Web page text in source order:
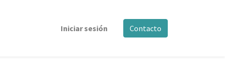
Iniciar sesión Contacto